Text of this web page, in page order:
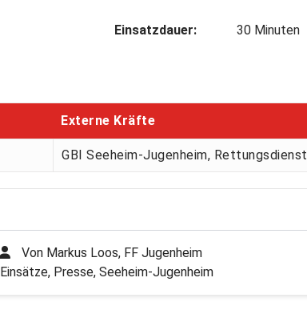
Einsatzdauer: 30 Minuten
Externe Kräfte
GBI Seeheim-Jugenheim, Rettungsdienst
Von Markus Loos, FF Jugenheim
Einsätze, Presse, Seeheim-Jugenheim